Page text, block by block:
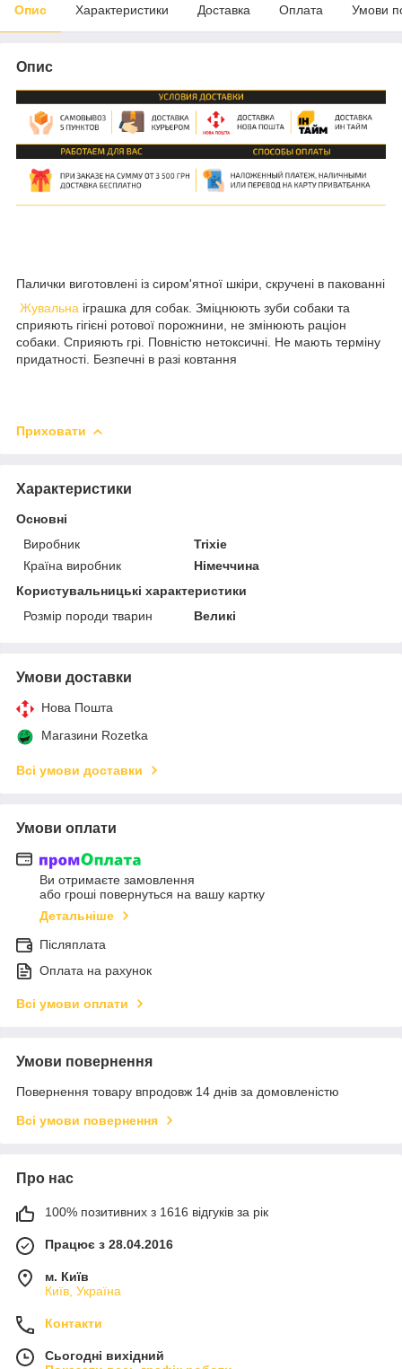
Опис Характеристики Доставка Оплата Умови
Опис
Палички виготовлені із сиром'ятної шкіри, скручені в пакованні
Жувальна іграшка для собак. Зміцнюють зуби собаки та
сприяють гігієні ротової порожнини, не змінюють раціон
собаки. Сприяють грі. Повністю нетоксичні. Не мають терміну
придатності. Безпечні в разі ковтання
Приховати
Характеристики
Основні
Виробник
Trixie
Країна виробник
Німеччина
Користувальницькі характеристики
Розмір породи тварин
Великі
Умови доставки
Нова Пошта
Магазини Rozetka
Всі умови доставки
Умови оплати
Ви отримаєте замовлення
або гроші повернуться на вашу картку
Детальніше
Післяплата
Оплата на рахунок
Всі умови оплати
Умови повернення
Повернення товару впродовж 14 днів за домовленістю
Всі умови повернення
Про нас
100% позитивних з 1616 відгуків за рік
Працює з 28.04.2016
м. Київ
Київ, Україна
Контакти
Сьогодні вихідний